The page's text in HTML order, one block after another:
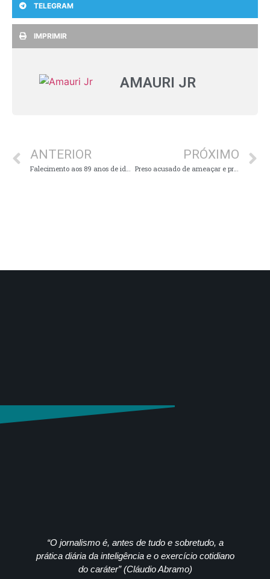
TELEGRAM
IMPRIMIR
AMAURI JR
ANTERIOR PRÓXIMO
Preso acusado de ameaçar e praticar vias de fato contra companheira
“O jornalismo é, antes de tudo e sobretudo, a
prática diária da inteligência e o exercício cotidiano
do caráter” (Cláudio Abramo)